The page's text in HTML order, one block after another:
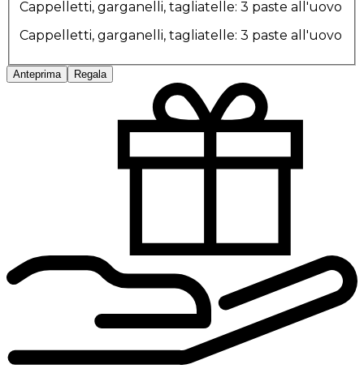
Cappelletti, garganelli, tagliatelle: 3 paste all'uovo
Cappelletti, garganelli, tagliatelle: 3 paste all'uovo
Anteprima Regala